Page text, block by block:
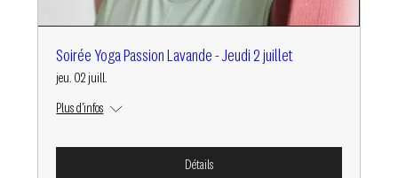
Soirée Yoga Passion Lavande - Jeudi 2 juillet
jeu. 02 juill.
Plus d'infos
Détails